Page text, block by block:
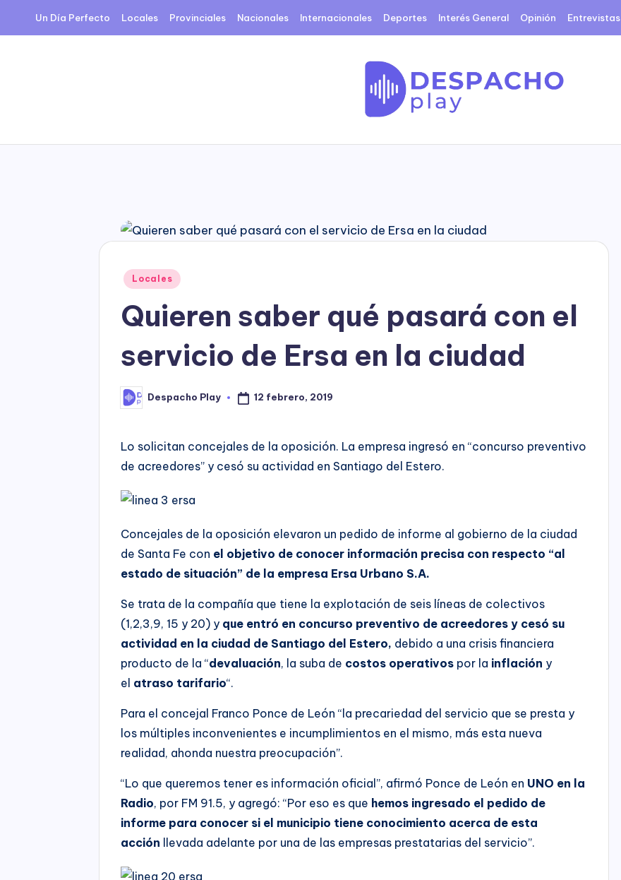
Skip
Un Día Perfecto Locales Provinciales Nacionales Internacionales Deportes Interés General Opinión Entrevistas
D
p
h
o
y
Posted
Locales
Quieren saber qué pasará con el
servicio de Ersa en la ciudad
Posted
by
Despacho Play 12 febrero, 2019
Lo solicitan concejales de la oposición. La empresa ingresó en “concurso preventivo
de acreedores” y cesó su actividad en Santiago del Estero.
Concejales de la oposición elevaron un pedido de informe al gobierno de la ciudad
de Santa Fe con el objetivo de conocer información precisa con respecto “al
estado de situación” de la empresa Ersa Urbano S.A.
Se trata de la compañía que tiene la explotación de seis líneas de colectivos
(1,2,3,9, 15 y 20) y que entró en concurso preventivo de acreedores y cesó su
actividad en la ciudad de Santiago del Estero, debido a una crisis financiera
producto de la “devaluación, la suba de costos operativos por la inflación y
el atraso tarifario“.
Para el concejal Franco Ponce de León “la precariedad del servicio que se presta y
los múltiples inconvenientes e incumplimientos en el mismo, más esta nueva
realidad, ahonda nuestra preocupación”.
“Lo que queremos tener es información oficial”, afirmó Ponce de León en UNO en la
Radio, por FM 91.5, y agregó: “Por eso es que hemos ingresado el pedido de
informe para conocer si el municipio tiene conocimiento acerca de esta
acción llevada adelante por una de las empresas prestatarias del servicio”.